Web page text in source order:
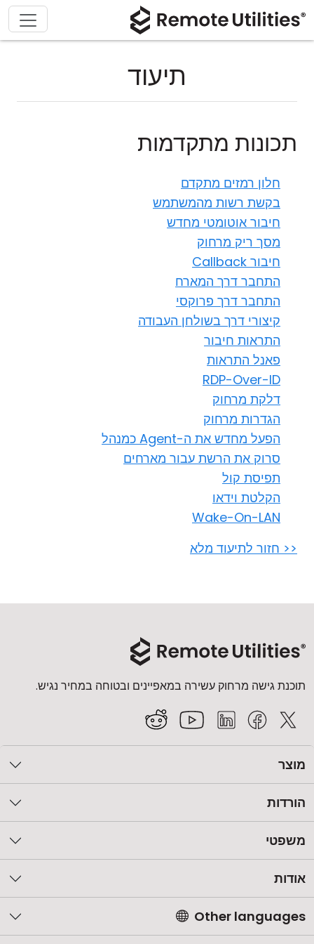
תיעוד
תכונות מתקדמות
חלון רמזים מתקדם
בקשת רשות מהמשתמש
חיבור אוטומטי מחדש
מסך ריק מרחוק
חיבור Callback
התחבר דרך המארח
התחבר דרך פרוקסי
קיצורי דרך בשולחן העבודה
התראות חיבור
פאנל התראות
RDP-Over-ID
דלקת מרחוק
הגדרות מרחוק
הפעל מחדש את ה-Agent כמנהל
סרוק את הרשת עבור מארחים
תפיסת קול
הקלטת וידאו
Wake-On-LAN
<< חזור לתיעוד מלא
תוכנת גישה מרחוק עשירה במאפיינים ובטוחה במחיר נגיש.
מוצר
הורדות
משפטי
אודות
Other languages